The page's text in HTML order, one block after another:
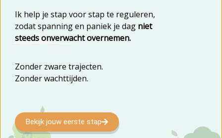
Ik help je stap voor stap te reguleren,
zodat spanning en paniek je dag niet
steeds onverwacht overnemen.
Zonder zware trajecten.
Zonder wachttijden.
Bekijk jouw eerste stap